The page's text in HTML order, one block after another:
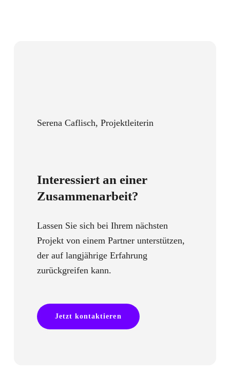
Serena Caflisch, Projektleiterin
Interessiert an einer
Zusammenarbeit?
Lassen Sie sich bei Ihrem nächsten
Projekt von einem Partner unterstützen,
der auf langjährige Erfahrung
zurückgreifen kann.
Jetzt kontaktieren